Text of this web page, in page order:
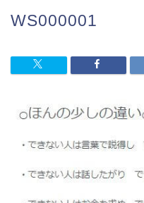
WS000001